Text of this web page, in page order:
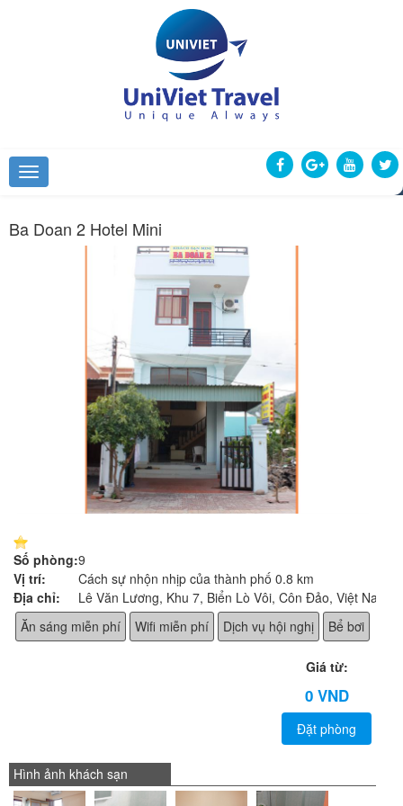
Ba Doan 2 Hotel Mini
Số phòng:9
Vị trí:
Cách sự nhộn nhịp của thành phố 0.8 km
Địa chỉ:
Lê Văn Lương, Khu 7, Biển Lò Vôi, Côn Đảo, Việt Nam
Ăn sáng miễn phí
Wifi miễn phí Dịch vụ hội nghị Bể bơi
Giá từ:
0 VND
Đặt phòng
Hình ảnh khách sạn